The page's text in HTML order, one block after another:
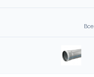
Все